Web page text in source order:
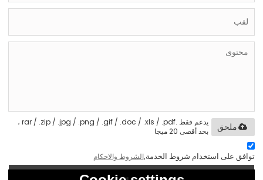
يدعم فقط .rar / .zip / .jpg / .png / .gif / .doc / .xls / .pdf ،
بحد أقصى 20 ميجا
ملحق
توافق على استخدام شروط الخدمة,الشروط والاحكام